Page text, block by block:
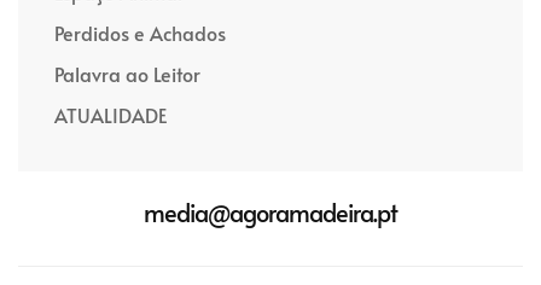
Perdidos e Achados
Palavra ao Leitor
ATUALIDADE
media@agoramadeira.pt